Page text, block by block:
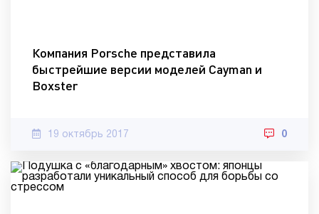
Компания Porsche представила
быстрейшие версии моделей Cayman и
Boxster
19 октябрь 2017 0